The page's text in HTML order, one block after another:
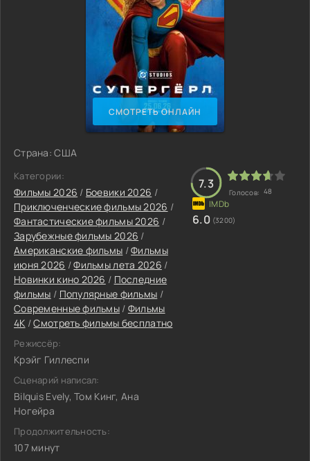
СМОТРЕТЬ ОНЛАЙН
Страна: США
Категории:
Фильмы 2026 / Боевики 2026 /
Приключенческие фильмы 2026 /
Фантастические фильмы 2026 /
Зарубежные фильмы 2026 /
Американские фильмы /Фильмы
июня 2026 /Фильмы лета 2026 /
Новинки кино 2026 / Последние
фильмы / Популярные фильмы /
Современные фильмы / Фильмы
4K /Смотреть фильмы бесплатно
Режиссёр:
Крэйг Гиллеспи
Сценарий написал:
Bilquis Evely, Том Кинг, Ана
Ногейра
Продолжительность:
107 минут
7.3
Голосов: 48
6.0 (3200)